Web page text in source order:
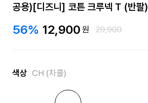
공용)[디즈니] 코튼 크루넥 T (반팔)
56% 12,900원 29,900
색상 CH (차콜)